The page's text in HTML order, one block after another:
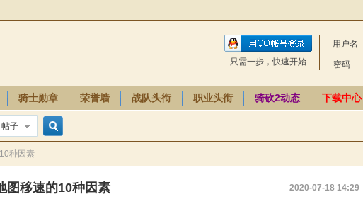
用户名
密码
只需一步，快速开始
骑士勋章 荣誉墙 战队头衔 职业头衔 骑砍2动态 下载中心
帖子
种因素
图移速的10种因素 2020-07-18 14:29